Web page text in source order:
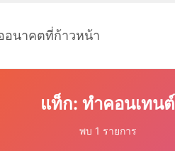
อนาคตที่ก้าวหน้า
แท็ก: ทำคอนเทนต์
พบ 1 รายการ